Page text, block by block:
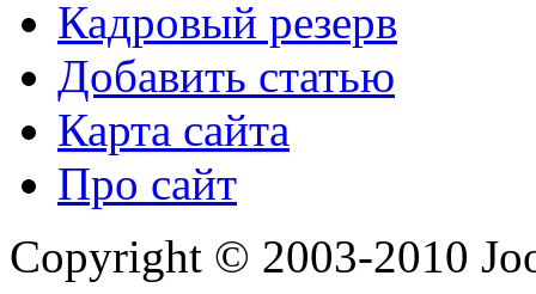
Кадровый резерв
Добавить статью
Карта сайта
Про сайт
Copyright © 2003-2010